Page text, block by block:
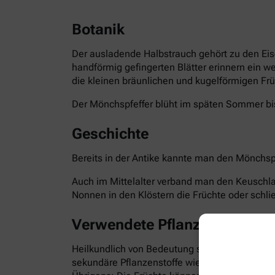
Botanik
Der ausladende Halbstrauch gehört zu den
handförmig gefingerten Blätter erinnern ein
die kleinen bräunlichen und kugelförmigen
Der Mönchspfeffer blüht im späten Sommer
Geschichte
Bereits in der Antike kannte man den
Auch im Mittelalter verband man den
Nonnen in den Klöstern die Früchte oder
Verwendete Pflanzenteile
Heilkundlich von Bedeutung sind die reifen
sekundäre Pflanzenstoffe wie Flavonoide,